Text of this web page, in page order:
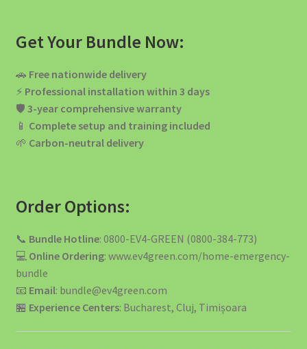
Get Your Bundle Now:
🚗 Free nationwide delivery
⚡ Professional installation within 3 days
🛡️ 3-year comprehensive warranty
📱 Complete setup and training included
🌱 Carbon-neutral delivery
Order Options:
📞 Bundle Hotline: 0800-EV4-GREEN (0800-384-773)
💻 Online Ordering: www.ev4green.com/home-emergency-
bundle
📧 Email: bundle@ev4green.com
🏪 Experience Centers: Bucharest, Cluj, Timișoara